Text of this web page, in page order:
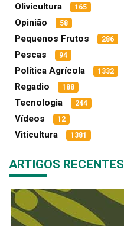
Olivicultura 165
Opinião 58
Pequenos Frutos 286
Pescas 94
Política Agrícola 1332
Regadio 188
Tecnologia 244
Vídeos 12
Viticultura 1381
ARTIGOS RECENTES